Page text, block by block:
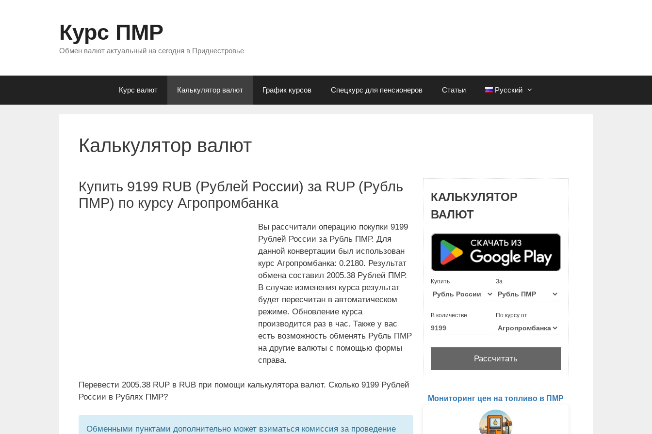
Курс ПМР
Обмен валют актуальный на сегодня в Приднестровье
Курс валют Калькулятор валют График курсов Спецкурс для пенсионеров Статьи Русский
Калькулятор валют
Купить 9199 RUB (Рублей России) за RUP (Рубль
ПМР) по курсу Агропромбанка
Вы рассчитали операцию покупки 9199
Рублей России за Рубль ПМР. Для
данной конвертации был использован
курс Агропромбанка: 0.2180. Результат
обмена составил 2005.38 Рублей ПМР.
В случае изменения курса результат
будет пересчитан в автоматическом
режиме. Обновление курса
производится раз в час. Также у вас
есть возможность обменять Рубль ПМР
на другие валюты с помощью формы
справа.
Перевести 2005.38 RUP в RUB при помощи калькулятора валют. Сколько 9199 Рублей
России в Рублях ПМР?
Обменными пунктами дополнительно может взиматься комиссия за проведение
КАЛЬКУЛЯТОР
ВАЛЮТ
Купить За
В количестве По курсу от
Мониторинг цен на топливо в ПМР